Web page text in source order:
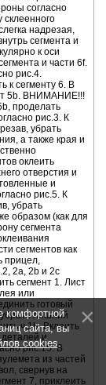
комфортной
сайта, вы
cookies.